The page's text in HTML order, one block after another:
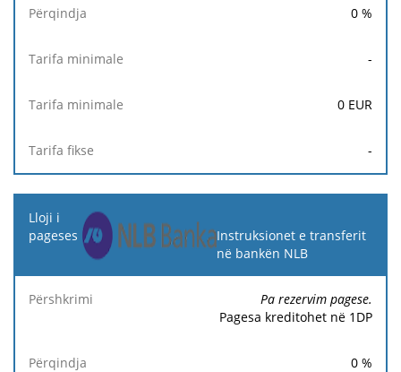
0 %
-
0 EUR
-
Instruksionet e transferit
në bankën NLB
Pa rezervim pagese.
Pagesa kreditohet në 1DP
0 %